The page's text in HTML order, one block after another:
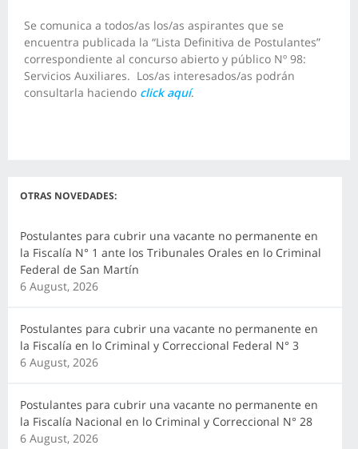
Se comunica a todos/as los/as aspirantes que se
encuentra publicada la “Lista Definitiva de Postulantes”
correspondiente al concurso abierto y público Nº 98:
Servicios Auxiliares. Los/as interesados/as podrán
consultarla haciendo click aquí.
OTRAS NOVEDADES:
Postulantes para cubrir una vacante no permanente en
la Fiscalía N° 1 ante los Tribunales Orales en lo Criminal
Federal de San Martín
6 August, 2026
Postulantes para cubrir una vacante no permanente en
la Fiscalía en lo Criminal y Correccional Federal N° 3
6 August, 2026
Postulantes para cubrir una vacante no permanente en
la Fiscalía Nacional en lo Criminal y Correccional N° 28
6 August, 2026